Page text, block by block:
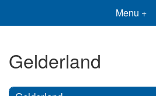
Menu +
Gelderland